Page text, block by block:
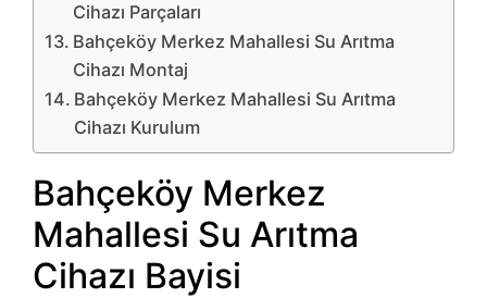
Cihazı Parçaları
Bahçeköy Merkez Mahallesi Su Arıtma
Cihazı Montaj
Bahçeköy Merkez Mahallesi Su Arıtma
Cihazı Kurulum
Bahçeköy Merkez
Mahallesi Su Arıtma
Cihazı Bayisi